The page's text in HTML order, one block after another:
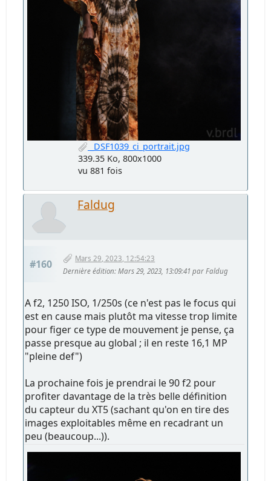
_DSF1039_ci_portrait.jpg
339.35 Ko, 800x1000
vu 881 fois
Faldug
#160
Mars 29, 2023, 12:54:23
Dernière édition: Mars 29, 2023, 13:09:41 par Faldug
A f2, 1250 ISO, 1/250s (ce n'est pas le focus qui
est en cause mais plutôt ma vitesse trop limite
pour figer ce type de mouvement je pense, ça
passe presque au global ; il en reste 16,1 MP
"pleine def")
La prochaine fois je prendrai le 90 f2 pour
profiter davantage de la très belle définition
du capteur du XT5 (sachant qu'on en tire des
images exploitables même en recadrant un
peu (beaucoup...)).